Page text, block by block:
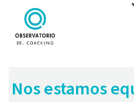
Nos estamos